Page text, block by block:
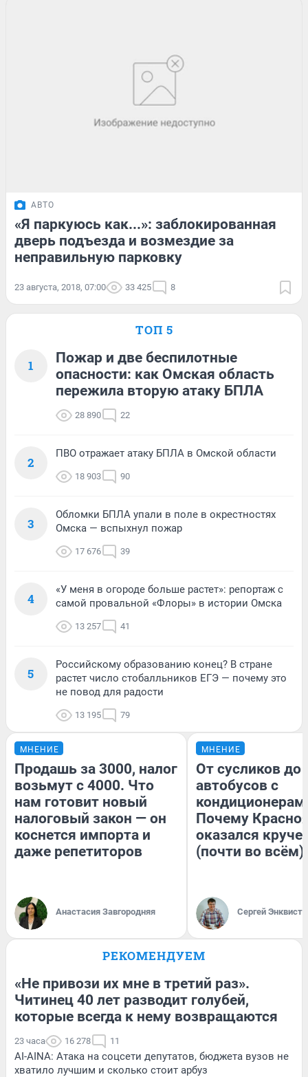
АВТО
«Я паркуюсь как...»: заблокированная
дверь подъезда и возмездие за
неправильную парковку
23 августа, 2018, 07:00 33 425 8
ТОП 5
1
Пожар и две беспилотные
опасности: как Омская область
пережила вторую атаку БПЛА
28 890 22
2
ПВО отражает атаку БПЛА в Омской области
18 903 90
3
Обломки БПЛА упали в поле в окрестностях
Омска — вспыхнул пожар
17 676 39
4
«У меня в огороде больше растет»: репортаж с
самой провальной «Флоры» в истории Омска
13 257 41
5
Российскому образованию конец? В стране
растет число стобалльников ЕГЭ — почему это
не повод для радости
13 195 79
МНЕНИЕ
Продашь за 3000, налог
возьмут с 4000. Что
нам готовит новый
налоговый закон — он
коснется импорта и
даже репетиторов
Анастасия Завгородняя
МНЕНИЕ
От сусликов до
автобусов с
Почему
оказался
(почти во всём)
Сергей Энквист
РЕКОМЕНДУЕМ
«Не привози их мне в третий раз».
Читинец 40 лет разводит голубей,
которые всегда к нему возвращаются
23 часа 16 278 11
AI-AINA: Атака на соцсети депутатов, бюджета вузов не
хватило лучшим и сколько стоит арбуз